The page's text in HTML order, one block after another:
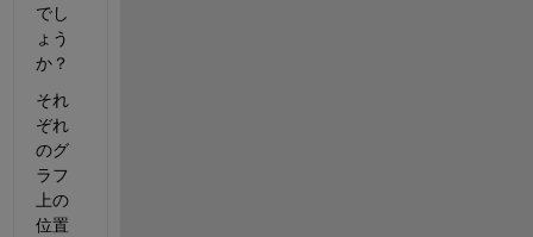
でし
ょう
か？
それ
ぞれ
のグ
ラフ
上の
位置